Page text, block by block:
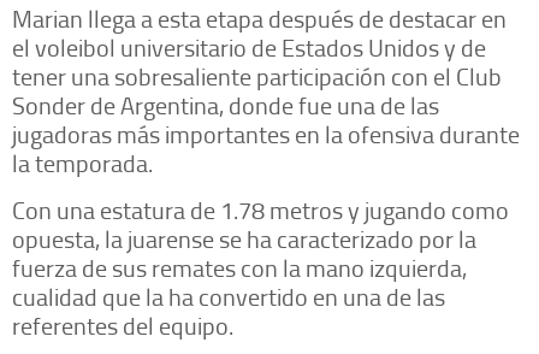
Marian llega a esta etapa después de destacar en
el voleibol universitario de Estados Unidos y de
tener una sobresaliente participación con el Club
Sonder de Argentina, donde fue una de las
jugadoras más importantes en la ofensiva durante
la temporada.
Con una estatura de 1.78 metros y jugando como
opuesta, la juarense se ha caracterizado por la
fuerza de sus remates con la mano izquierda,
cualidad que la ha convertido en una de las
referentes del equipo.